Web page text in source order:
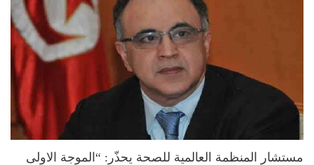
مستشار المنظمة العالمية للصحة يحذّر: “الموجة الاولى